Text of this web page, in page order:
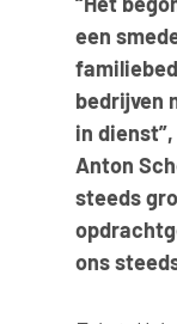
een
bedrijven
in
Anton
steeds
ons